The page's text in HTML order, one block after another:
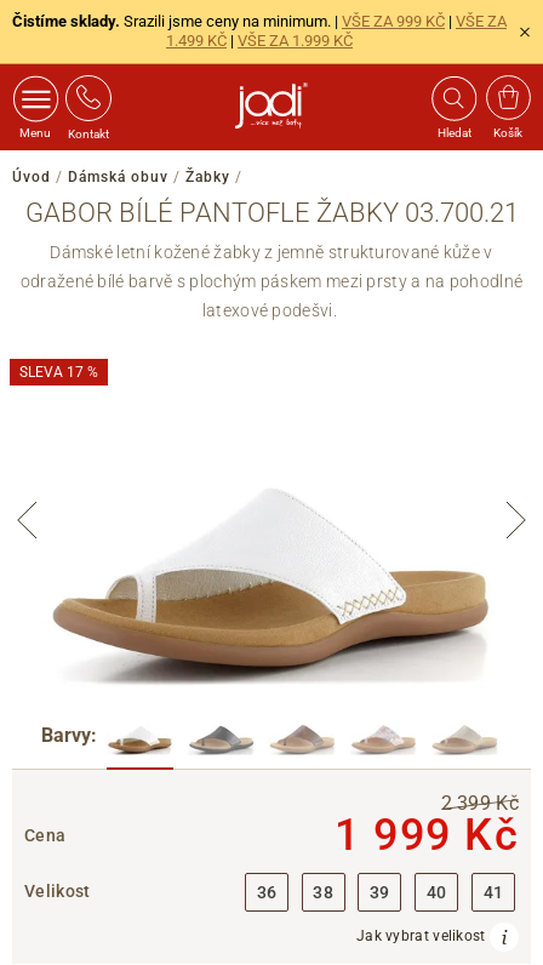
Čistíme sklady. Srazili jsme ceny na minimum. | VŠE ZA 999 KČ | VŠE ZA
1.499 KČ | VŠE ZA 1.999 KČ
Menu Kontakt Hledat Košík
Úvod / Dámská obuv / Žabky /
GABOR BÍLÉ PANTOFLE ŽABKY 03.700.21
Dámské letní kožené žabky z jemně strukturované kůže v
odražené bílé barvě s plochým páskem mezi prsty a na pohodlné
latexové podešvi.
SLEVA 17 %
Barvy:
Cena
2 399 Kč
1 999 Kč
Velikost 36 38 39 40 41
Jak vybrat velikost